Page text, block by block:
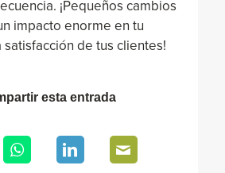
¡Pequeños cambios
impacto enorme en tu
satisfacción de tus clientes!
esta entrada